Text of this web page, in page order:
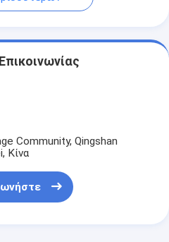
Community, Qingshan
Κίνα